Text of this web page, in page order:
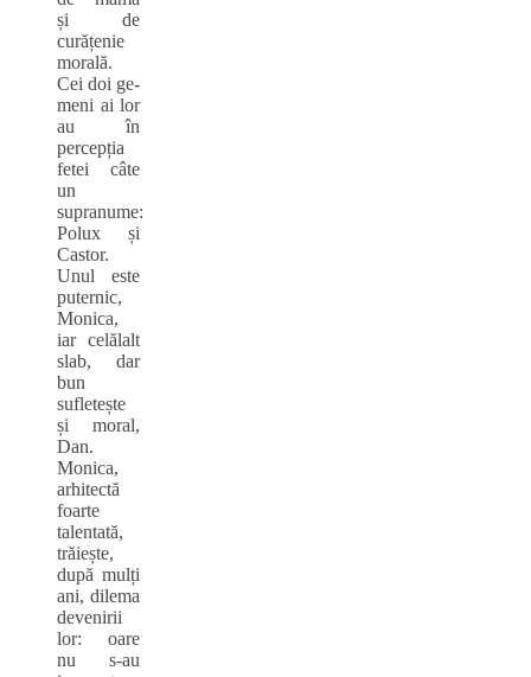
și de
curățenie
morală.
Cei doi ge-
meni ai lor
au în
percepția
fetei câte
un
supranume:
Polux și
Castor.
Unul este
puternic,
Monica,
iar celălalt
slab, dar
bun
sufletește
și moral,
Dan.
Monica,
arhitectă
foarte
talentată,
trăiește,
după mulți
ani, dilema
devenirii
lor: oare
nu s-au